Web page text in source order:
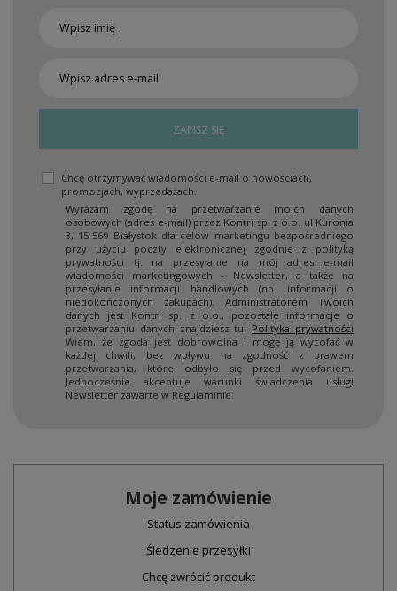
ZAPISZ SIĘ
Chcę otrzymywać wiadomości e-mail o nowościach,
promocjach, wyprzedażach.
Wyrażam zgodę na przetwarzanie moich danych
osobowych (adres e-mail) przez Kontri sp. z o.o. ul Kuronia
3, 15-569 Białystok dla celów marketingu bezpośredniego
przy użyciu poczty elektronicznej zgodnie z polityką
prywatności tj. na przesyłanie na mój adres e-mail
wiadomości marketingowych - Newsletter, a także na
przesyłanie informacji handlowych (np. informacji o
niedokończonych zakupach). Administratorem Twoich
danych jest Kontri sp. z o.o., pozostałe informacje o
przetwarzaniu danych znajdziesz tu: Polityka prywatności
Wiem, że zgoda jest dobrowolna i mogę ją wycofać w
każdej chwili, bez wpływu na zgodność z prawem
przetwarzania, które odbyło się przed wycofaniem.
Jednocześnie akceptuje warunki świadczenia usługi
Newsletter zawarte w Regulaminie.
Moje zamówienie
Status zamówienia
Śledzenie przesyłki
Chcę zwrócić produkt